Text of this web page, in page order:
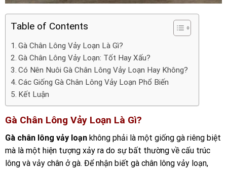
Table of Contents
Gà Chân Lông Vảy Loạn Là Gì?
Gà Chân Lông Vảy Loạn: Tốt Hay Xấu?
Có Nên Nuôi Gà Chân Lông Vảy Loạn Hay Không?
Các Giống Gà Chân Lông Vảy Loạn Phổ Biến
Kết Luận
Gà Chân Lông Vảy Loạn Là Gì?
Gà chân lông vảy loạn không phải là một giống gà riêng biệt
mà là một hiện tượng xảy ra do sự bất thường về cấu trúc
lông và vảy chân ở gà. Để nhận biết gà chân lông vảy loạn,